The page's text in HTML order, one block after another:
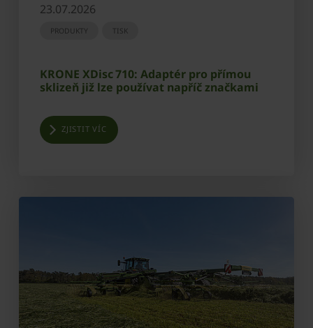
23.07.2026
PRODUKTY TISK
KRONE XDisc 710: Adaptér pro přímou
sklizeň již lze používat napříč značkami
ZJISTIT VÍC